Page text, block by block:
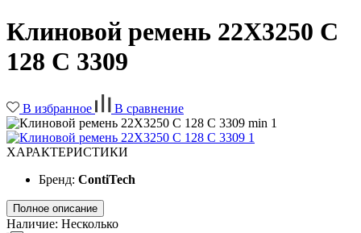
Клиновой ремень 22X3250 C
128 C 3309
В избранное В сравнение
ХАРАКТЕРИСТИКИ
Бренд: ContiTech
Полное описание
Наличие: Несколько